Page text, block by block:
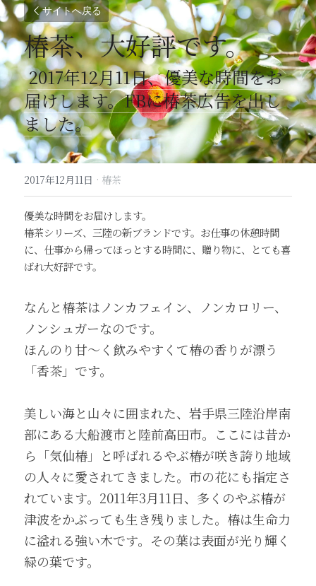
サイトへ戻る
椿茶、大好評です。
2017年12月11日、優美な時間をお
届けします。FBに椿茶広告を出し
ました。
2017年12月11日 · 椿茶
優美な時間をお届けします。
椿茶シリーズ、三陸の新ブランドです。お仕事の休憩時間
に、仕事から帰ってほっとする時間に、贈り物に、とても喜
ばれ大好評です。
なんと椿茶はノンカフェイン、ノンカロリー、
ノンシュガーなのです。
ほんのり甘～く飲みやすくて椿の香りが漂う
「香茶」です。
美しい海と山々に囲まれた、岩手県三陸沿岸南
部にある大船渡市と陸前高田市。ここには昔か
ら「気仙椿」と呼ばれるやぶ椿が咲き誇り地域
の人々に愛されてきました。市の花にも指定さ
れています。2011年3月11日、多くのやぶ椿が
津波をかぶっても生き残りました。椿は生命力
に溢れる強い木です。その葉は表面が光り輝く
緑の葉です。